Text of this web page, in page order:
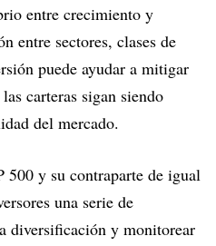
entre crecimiento y
entre sectores, clases de
puede ayudar a mitigar
carteras sigan siendo
del mercado.
y su contraparte de igual
una serie de
diversificación y monitorear